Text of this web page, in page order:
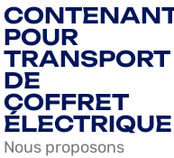
POUR
TRANSPORT
DE
COFFRET
ÉLECTRIQUE
Nous proposons